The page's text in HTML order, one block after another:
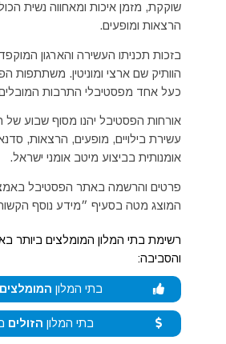
שוקקת, מזמן איכות ומאחווה נשית
הרצאות ומופעים.
בזכות תכניתו העשירה והארגון
הוותיק שם ארצי ומוניטין. משתתפות
כעל אחד מפסטיבלי התרבות
אורחות הפסטיבל יהנו מסוף שבוע של
עשירת בילויים, מופעים, הרצאות,
אומנותית בביצוע מיטב אומני ישראל.
פרטים והרשמה באתר הפסטיבל
המוצג מטה בסעיף ״מידע נוסף
רשימת בתי המלון המומלצים ביותר
והסביבה:
בתי המלון המומלצים
בתי המלון הזולים